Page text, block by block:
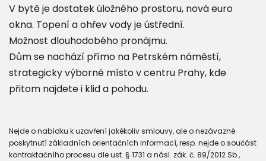
V bytě je dostatek úložného prostoru, nová euro
okna. Topení a ohřev vody je ústřední.
Možnost dlouhodobého pronájmu.
Dům se nachází přímo na Petrském náměstí,
strategicky výborné místo v centru Prahy, kde
přitom najdete i klid a pohodu.
Nejde o nabídku k uzavření jakékoliv smlouvy, ale o nezávazné
poskytnutí základních orientačních informací, resp. nejde o součást
kontraktačního procesu dle ust. § 1731 a násl. zák. č. 89/2012 Sb.,